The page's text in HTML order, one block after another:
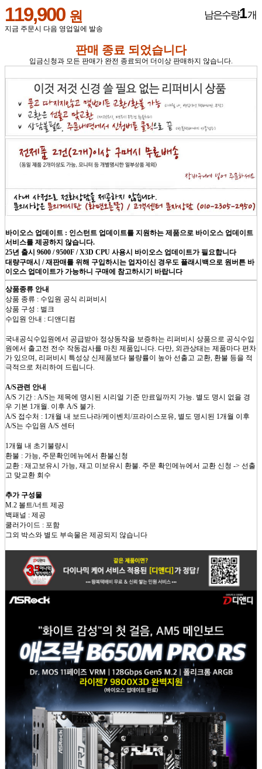
119,900 원 남은수량1개
지금 주문시 다음 영업일에 발송
판매 종료 되었습니다
입금신청과 모든 판매가 완전 종료되어 더이상 판매하지 않습니다.
바이오스 업데이트 : 인스턴트 업데이트를 지원하는 제품으로 바이오스 업데이트
서비스를 제공하지 않습니다.
25년 출시 9600 / 9500F / X3D CPU 사용시 바이오스 업데이트가 필요합니다
대량구매시 / 재판매를 위해 구입하시는 업자이신 경우도 플래시백으로 원버튼 바
이오스 업데이트가 가능하니 구매에 참고하시기 바랍니다
상품종류 안내
상품 종류 : 수입원 공식 리퍼비시
상품 구성 : 벌크
수입원 안내 : 디앤디컴
국내공식수입원에서 공급받아 정상동작을 보증하는 리퍼비시 상품으로 공식수입
원에서 출고전 전수 작동검사를 마친 제품입니다. 다만, 외관상태는 제품마다 편차
가 있으며, 리퍼비시 특성상 신제품보다 불량률이 높아 선출고 교환, 환불 등을 적
극적으로 처리하여 드립니다.
A/S관련 안내
A/S 기간 : A/S는 제목에 명시된 시리얼 기준 만료일까지 가능. 별도 명시 없을 경
우 기본 1개월. 이후 A/S 불가.
A/S 접수처 : 1개월 내 보드나라/케이벤치/프라이스포유, 별도 명시된 1개월 이후
A/S는 수입원 A/S 센터
1개월 내 초기불량시
환불 : 가능, 주문확인메뉴에서 환불신청
교환 : 재고보유시 가능, 재고 미보유시 환불. 주문 확인메뉴에서 교환 신청 -> 선출
고 맞교환 회수
추가 구성물
M.2 볼트/너트 제공
백패널 : 제공
쿨러가이드 : 포함
그외 박스와 별도 부속물은 제공되지 않습니다